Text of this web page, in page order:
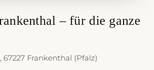
– für die ganze
67227 Frankenthal (Pfalz)